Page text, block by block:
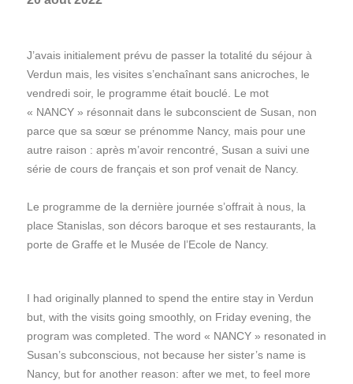
J’avais initialement prévu de passer la totalité du séjour à
Verdun mais, les visites s’enchaînant sans anicroches, le
vendredi soir, le programme était bouclé. Le mot
« NANCY » résonnait dans le subconscient de Susan, non
parce que sa sœur se prénomme Nancy, mais pour une
autre raison : après m’avoir rencontré, Susan a suivi une
série de cours de français et son prof venait de Nancy.
Le programme de la dernière journée s’offrait à nous, la
place Stanislas, son décors baroque et ses restaurants, la
porte de Graffe et le Musée de l’Ecole de Nancy.
I had originally planned to spend the entire stay in Verdun
but, with the visits going smoothly, on Friday evening, the
program was completed. The word « NANCY » resonated in
Susan’s subconscious, not because her sister’s name is
Nancy, but for another reason: after we met, to feel more